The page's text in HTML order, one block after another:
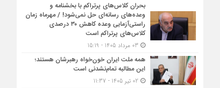
بحران کلاس‌های پرتراکم با بخشنامه و
وعده‌های رسانه‌ای حل نمی‌شود! / مهرماه زمان
راستی‌آزمایی وعده کاهش ۳۰ درصدی
کلاس‌های پرتراکم است
همه ملت ایران خون‌خواه رهبرشان هستند؛
این مطالبه تمام‌نشدنی است